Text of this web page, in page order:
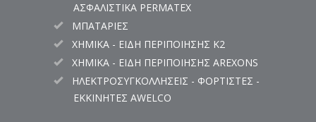
ΑΣΦΑΛΙΣΤΙΚΑ PERMATEX
ΜΠΑΤΑΡΙΕΣ
ΧΗΜΙΚΑ - ΕΙΔΗ ΠΕΡΙΠΟΙΗΣΗΣ K2
ΧΗΜΙΚΑ - ΕΙΔΗ ΠΕΡΙΠΟΙΗΣΗΣ AREXONS
ΗΛΕΚΤΡΟΣΥΓΚΟΛΛΗΣΕΙΣ - ΦΟΡΤΙΣΤΕΣ -
ΕΚΚΙΝΗΤΕΣ AWELCO